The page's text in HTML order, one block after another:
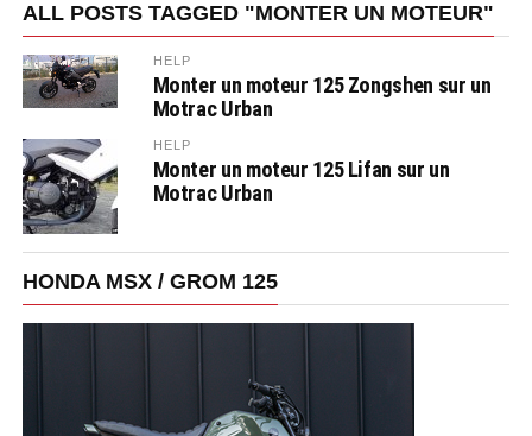
ALL POSTS TAGGED "MONTER UN MOTEUR"
HELP
Monter un moteur 125 Zongshen sur un
Motrac Urban
HELP
Monter un moteur 125 Lifan sur un
Motrac Urban
HONDA MSX / GROM 125